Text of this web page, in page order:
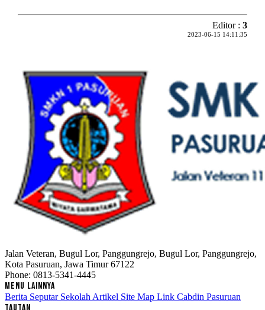
Editor :3
2023-06-15 14:11:35
Jalan Veteran, Bugul Lor, Panggungrejo, Bugul Lor, Panggungrejo,
Kota Pasuruan, Jawa Timur 67122
Phone: 0813-5341-4445
MENU LAINNYA
Berita Seputar Sekolah Artikel Site Map Link Cabdin Pasuruan